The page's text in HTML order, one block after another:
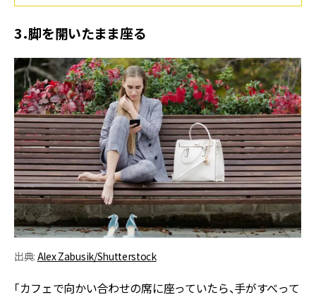
3．脚を開いたまま座る
出典: Alex Zabusik/Shutterstock
「カフェで向かい合わせの席に座っていたら、手がすべって